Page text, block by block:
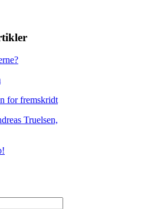
for fremskridt
Truelsen,